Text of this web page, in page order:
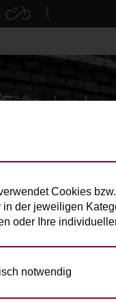
Grätzlrad
Cookies
der jeweiligen
oder Ihre
notwendig